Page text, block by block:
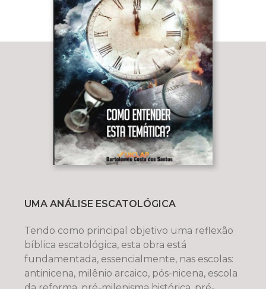
UMA ANÁLISE ESCATOLÓGICA
Tendo como principal objetivo uma reflexão
bíblica escatológica, esta obra está
fundamentada, essencialmente, nas escolas:
antinicena, milênio arcaico, pós-nicena, escola